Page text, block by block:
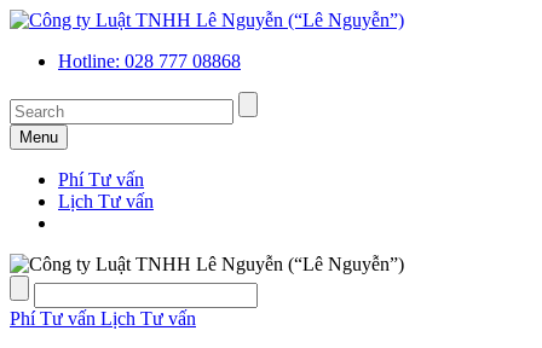
Hotline: 028 777 08868
Menu
Phí Tư vấn
Lịch Tư vấn
Phí Tư vấn Lịch Tư vấn